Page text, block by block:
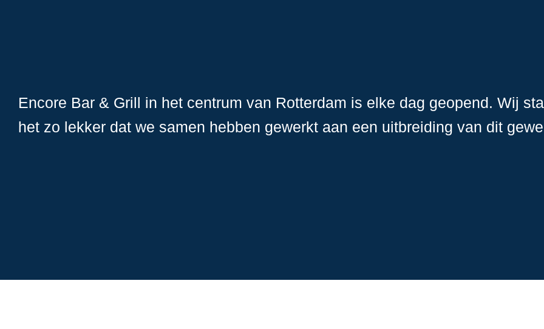
Encore Bar & Grill in het centrum van Rotterdam is elke dag geopend. Wij
het zo lekker dat we samen hebben gewerkt aan een uitbreiding van dit